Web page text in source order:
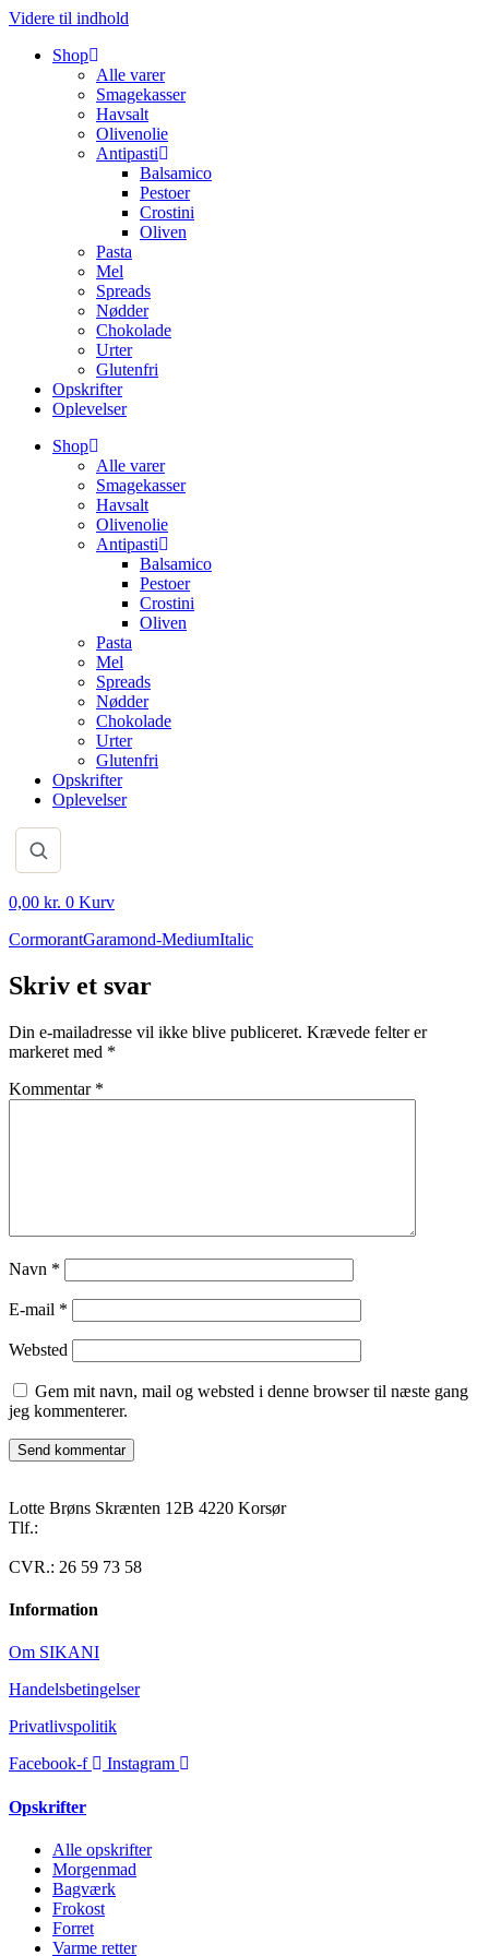
Videre til indhold
Shop
Alle varer
Smagekasser
Havsalt
Olivenolie
Antipasti
Balsamico
Pestoer
Crostini
Oliven
Pasta
Mel
Spreads
Nødder
Chokolade
Urter
Glutenfri
Opskrifter
Oplevelser
Shop
Alle varer
Smagekasser
Havsalt
Olivenolie
Antipasti
Balsamico
Pestoer
Crostini
Oliven
Pasta
Mel
Spreads
Nødder
Chokolade
Urter
Glutenfri
Opskrifter
Oplevelser
0,00 kr. 0 Kurv
CormorantGaramond-MediumItalic
Skriv et svar
Din e-mailadresse vil ikke blive publiceret. Krævede felter er
markeret med *
Kommentar *
Navn *
E-mail *
Websted
Gem mit navn, mail og websted i denne browser til næste gang
jeg kommenterer.
Lotte Brøns Skrænten 12B 4220 Korsør
Tlf.:
CVR.: 26 59 73 58
Information
Om SIKANI
Handelsbetingelser
Privatlivspolitik
Facebook-f
Instagram
Opskrifter
Alle opskrifter
Morgenmad
Bagværk
Frokost
Forret
Varme retter